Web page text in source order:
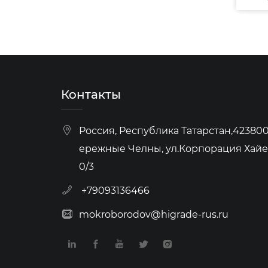
6 (эксцентриковый)
Контакты
Россия, Республика
ережные Челны, ул.Корпорация
0/3
+79093136466
mokroborodov@higrade-rus.ru